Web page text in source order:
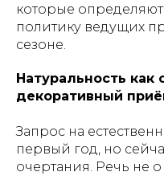
которые
политику ведущих
сезоне.
Натуральность как
декоративный
Запрос на
первый год, но
очертания. Речь не